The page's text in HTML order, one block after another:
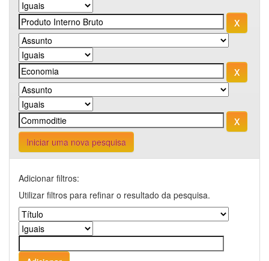
Iniciar uma nova pesquisa
Adicionar filtros:
Utilizar filtros para refinar o resultado da pesquisa.